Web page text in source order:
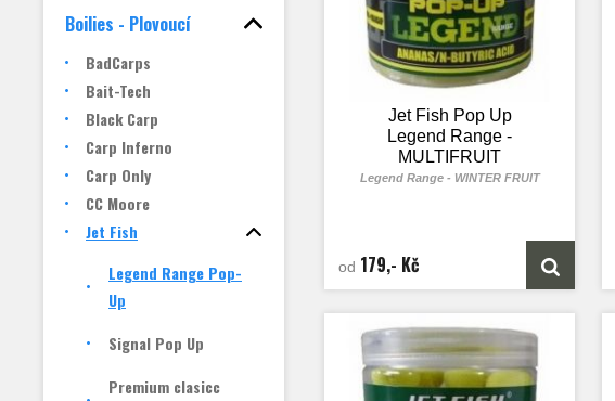
Boilies - Plovoucí
BadCarps
Bait-Tech
Black Carp
Carp Inferno
Carp Only
CC Moore
Jet Fish
Legend Range Pop-
Up
Signal Pop Up
Premium clasicc
Jet Fish Pop Up
Legend Range -
MULTIFRUIT
Legend Range - WINTER FRUIT
od 179,- Kč